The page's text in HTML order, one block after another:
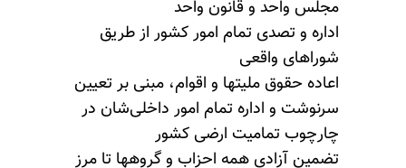
مجلس واحد و قانون واحد
اداره و تصدی تمام امور کشور از طریق
شوراهای واقعی
اعاده حقوق ملیتها و اقوام، مبنی بر تعیین
سرنوشت و اداره تمام امور داخلی‌شان در
چارچوب تمامیت ارضی کشور
تضمین آزادی همه احزاب و گروهها تا مرز